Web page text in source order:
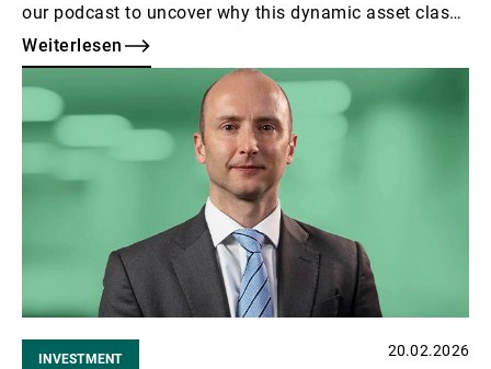
our podcast to uncover why this dynamic asset class
deserves your attention, and which segments our
experts favour.
Weiterlesen
INVESTMENT 20.02.2026